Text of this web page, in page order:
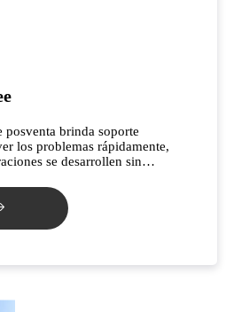
brinda soporte
los problemas rápidamente,
se desarrollen sin